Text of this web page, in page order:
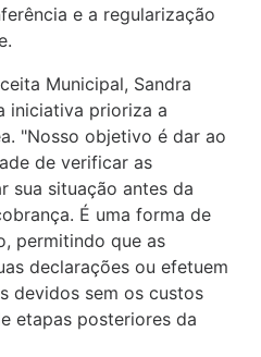
e a regularização
Municipal, Sandra
iniciativa prioriza a
"Nosso objetivo é dar ao
de verificar as
sua situação antes da
É uma forma de
permitindo que as
declarações ou efetuem
devidos sem os custos
etapas posteriores da